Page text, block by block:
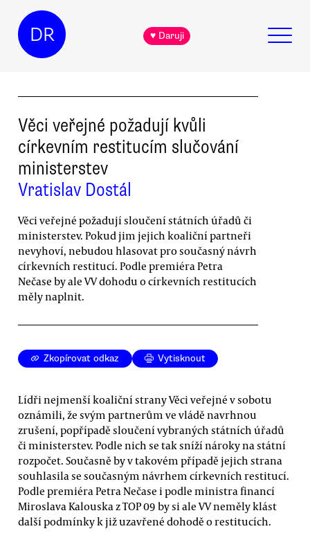
DR ♥ Daruji
Věci veřejné požadují kvůli
církevním restitucím slučování
ministerstev
Vratislav Dostál
Věci veřejné požadují sloučení státních úřadů či
ministerstev. Pokud jim jejich koaliční partneři
nevyhoví, nebudou hlasovat pro současný návrh
církevních restitucí. Podle premiéra Petra
Nečase by ale VV dohodu o církevních restitucích
měly naplnit.
Zkopírovat odkaz Vytisknout
Lídři nejmenší koaliční strany Věci veřejné v sobotu
oznámili, že svým partnerům ve vládě navrhnou
zrušení, popřípadě sloučení vybraných státních úřadů
či ministerstev. Podle nich se tak sníží nároky na státní
rozpočet. Současně by v takovém případě jejich strana
souhlasila se současným návrhem církevních restitucí.
Podle premiéra Petra Nečase i podle ministra financí
Miroslava Kalouska z TOP 09 by si ale VV neměly klást
další podmínky k již uzavřené dohodě o restitucích.